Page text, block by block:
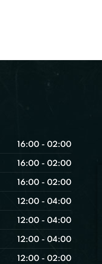
16:00 - 02:00
16:00 - 02:00
16:00 - 02:00
12:00 - 04:00
12:00 - 04:00
12:00 - 04:00
12:00 - 02:00